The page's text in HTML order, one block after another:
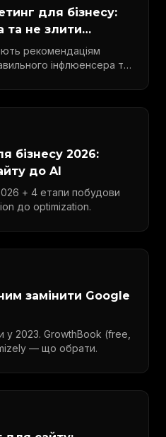
для бізнесу:
та не злити
рекомендаціям
інфлюенсера та
бізнесу 2026:
до AI
+ 4 етапи побудови
до optimization.
замінити Google
у 2023. GrowthBook (free,
— що обрати.